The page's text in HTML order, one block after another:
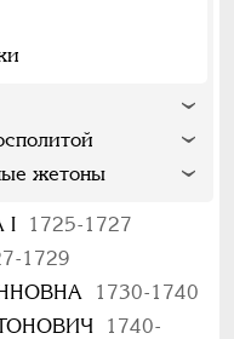
жетоны
I
1725-1727
1729
1730-1740
1740-